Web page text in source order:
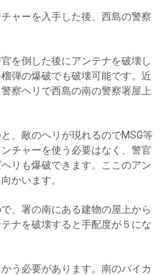
ャーを入手した後、西島の警察
を倒した後にアンテナを破壊し
弾の爆破でも破壊可能です。近
察ヘリで西島の南の警察署屋上
、敵のヘリが現れるのでMSG等
チャーを使う必要はなく、警官
リも爆破できます。ここのアン
かいます。
、署の南にある建物の屋上から
ナを破壊すると手配度が５にな
う必要があります。南のバイカ